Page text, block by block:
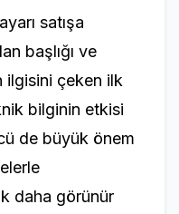
satışa
başlığı ve
ilgisini çeken ilk
bilginin etkisi
de büyük önem
daha görünür